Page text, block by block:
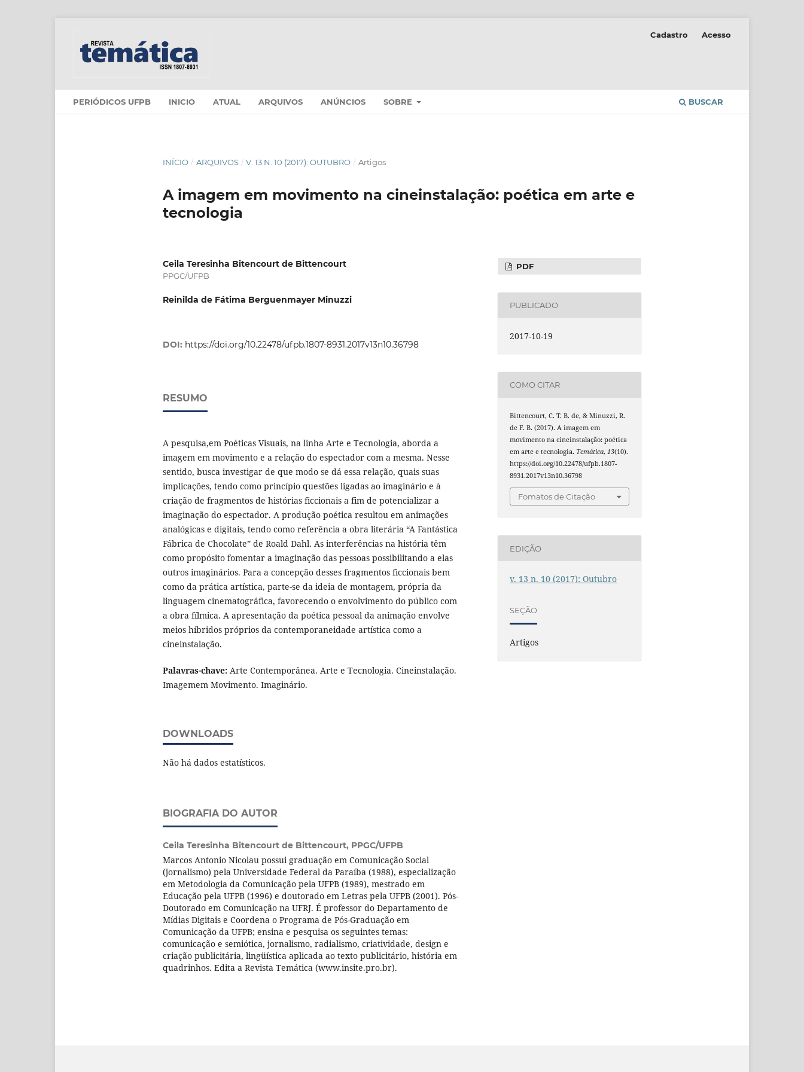
PERIÓDICOS UFPB INICIO ATUAL ARQUIVOS ANÚNCIOS SOBRE BUSCAR
Cadastro Acesso
INÍCIO / ARQUIVOS / V. 13 N. 10 (2017): OUTUBRO / Artigos
A imagem em movimento na cineinstalação: poética em arte e
tecnologia
Ceila Teresinha Bitencourt de Bittencourt
PPGC/UFPB
Reinilda de Fátima Berguenmayer Minuzzi
DOI: https://doi.org/10.22478/ufpb.1807-8931.2017v13n10.36798
RESUMO
A pesquisa,em Poéticas Visuais, na linha Arte e Tecnologia, aborda a
imagem em movimento e a relação do espectador com a mesma. Nesse
sentido, busca investigar de que modo se dá essa relação, quais suas
implicações, tendo como princípio questões ligadas ao imaginário e à
criação de fragmentos de histórias ficcionais a fim de potencializar a
imaginação do espectador. A produção poética resultou em animações
analógicas e digitais, tendo como referência a obra literária “A Fantástica
Fábrica de Chocolate” de Roald Dahl. As interferências na história têm
como propósito fomentar a imaginação das pessoas possibilitando a elas
outros imaginários. Para a concepção desses fragmentos ficcionais bem
como da prática artística, parte-se da ideia de montagem, própria da
linguagem cinematográfica, favorecendo o envolvimento do público com
a obra fílmica. A apresentação da poética pessoal da animação envolve
meios híbridos próprios da contemporaneidade artística como a
cineinstalação.
Palavras-chave: Arte Contemporânea. Arte e Tecnologia. Cineinstalação.
Imagemem Movimento. Imaginário.
DOWNLOADS
Não há dados estatísticos.
BIOGRAFIA DO AUTOR
Ceila Teresinha Bitencourt de Bittencourt, PPGC/UFPB
Marcos Antonio Nicolau possui graduação em Comunicação Social
(jornalismo) pela Universidade Federal da Paraíba (1988), especialização
em Metodologia da Comunicação pela UFPB (1989), mestrado em
Educação pela UFPB (1996) e doutorado em Letras pela UFPB (2001). Pós-
Doutorado em Comunicação na UFRJ. É professor do Departamento de
Mídias Digitais e Coordena o Programa de Pós-Graduação em
Comunicação da UFPB; ensina e pesquisa os seguintes temas:
comunicação e semiótica, jornalismo, radialismo, criatividade, design e
criação publicitária, lingüística aplicada ao texto publicitário, história em
quadrinhos. Edita a Revista Temática (www.insite.pro.br).
PDF
PUBLICADO
2017-10-19
COMO CITAR
Bittencourt, C. T. B. de, & Minuzzi, R.
de F. B. (2017). A imagem em
movimento na cineinstalação: poética
em arte e tecnologia. Temática,13(10).
https://doi.org/10.22478/ufpb.1807-
8931.2017v13n10.36798
Fomatos de Citação
EDIÇÃO
v. 13 n. 10 (2017): Outubro
SEÇÃO
Artigos